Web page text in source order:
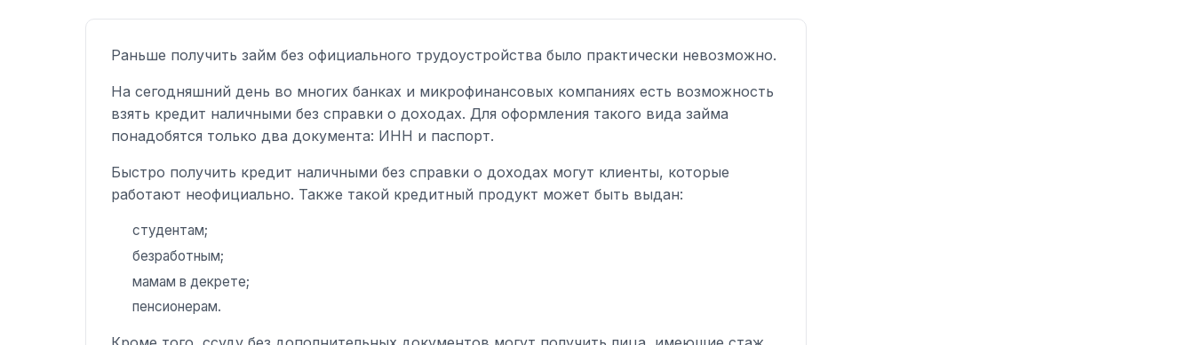
Раньше получить займ без официального трудоустройства было практически невозможно.
На сегодняшний день во многих банках и микрофинансовых компаниях есть возможность
взять кредит наличными без справки о доходах. Для оформления такого вида займа
понадобятся только два документа: ИНН и паспорт.
Быстро получить кредит наличными без справки о доходах могут клиенты, которые
работают неофициально. Также такой кредитный продукт может быть выдан:
студентам;
безработным;
мамам в декрете;
пенсионерам.